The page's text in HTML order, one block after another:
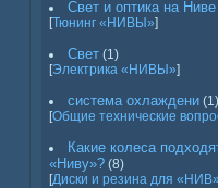
Свет и оптика на Ниве
[Тюнинг «НИВЫ»]
Свет (1)
[Электрика «НИВЫ»]
система охлаждени (1)
[Общие технические
Какие колеса
«Ниву»? (8)
[Диски и резина для «НИВ»